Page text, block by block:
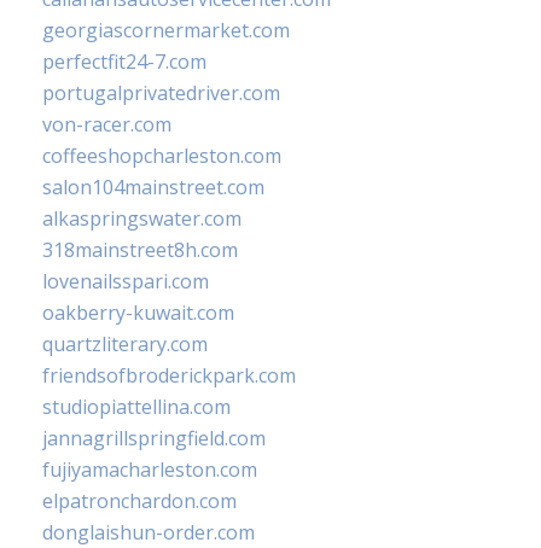
georgiascornermarket.com
perfectfit24-7.com
portugalprivatedriver.com
von-racer.com
coffeeshopcharleston.com
salon104mainstreet.com
alkaspringswater.com
318mainstreet8h.com
lovenailsspari.com
oakberry-kuwait.com
quartzliterary.com
friendsofbroderickpark.com
studiopiattellina.com
jannagrillspringfield.com
fujiyamacharleston.com
elpatronchardon.com
donglaishun-order.com